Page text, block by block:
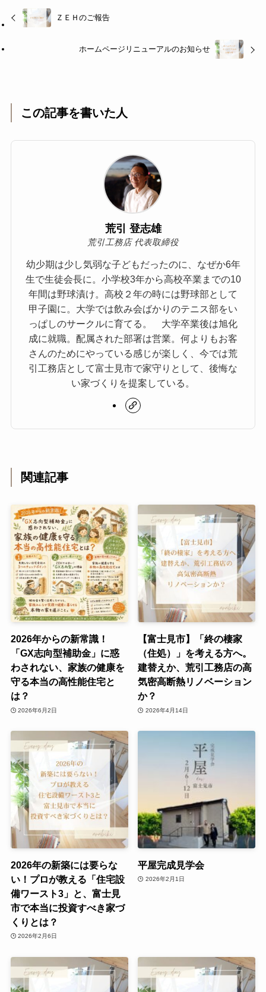
ＺＥＨのご報告
ホームページリニューアルのお知らせ
この記事を書いた人
荒引 登志雄
荒引工務店 代表取締役
幼少期は少し気弱な子どもだったのに、なぜか6年
生で生徒会長に。小学校3年から高校卒業までの10
年間は野球漬け。高校２年の時には野球部として
甲子園に。大学では飲み会ばかりのテニス部をい
っぱしのサークルに育てる。 大学卒業後は旭化
成に就職。配属された部署は営業。何よりもお客
さんのためにやっている感じが楽しく、今では荒
引工務店として富士見市で家守りとして、後悔な
い家づくりを提案している。
関連記事
2026年からの新常識！
「GX志向型補助金」に惑
わされない、家族の健康を
守る本当の高性能住宅と
は？
2026年6月2日
【富士見市】「終の棲家
（住処）」を考える方へ。
建替えか、荒引工務店の高
気密高断熱リノベーション
か？
2026年4月14日
2026年の新築には要らな
い！プロが教える「住宅設
備ワースト3」と、富士見
市で本当に投資すべき家づ
くりとは？
2026年2月6日
平屋完成見学会
2026年2月1日